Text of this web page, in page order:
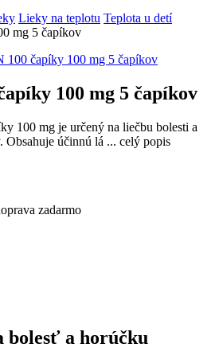
Lieky na teplotu Teplota u detí
mg 5 čapíkov
100 mg 5 čapíkov
100 mg je určený na liečbu bolesti a
Obsahuje účinnú lá ... celý popis
zadarmo
bolesť a horúčku